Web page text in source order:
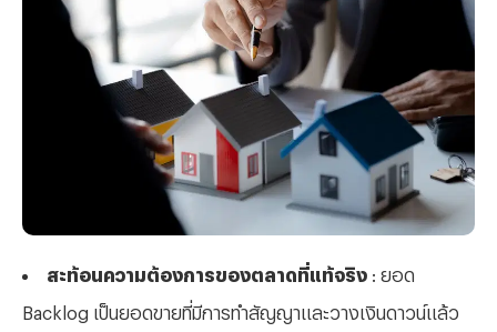
สะท้อนความต้องการของตลาดที่แท้จริง : ยอด
Backlog เป็นยอดขายที่มีการทำสัญญาและวางเงินดาวน์แล้ว